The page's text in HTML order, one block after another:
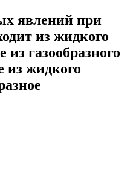
явлений при
из жидкого
из газообразного
из жидкого